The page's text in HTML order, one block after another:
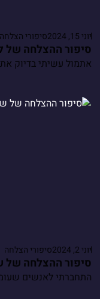
יוני 15, 2024 סיפורי הצלחה
סיפור ההצלחה של
אתמול עשיתי בדיוק את מה
יוני 2, 2024 סיפורי הצלחה
סיפור ההצלחה של
התחברתי לאנשים